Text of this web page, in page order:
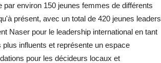
par environ 150 jeunes femmes de différents
présent, avec un total de 420 jeunes leaders
Naser pour le leadership international en tant
influents et représente un espace
pour les décideurs locaux et